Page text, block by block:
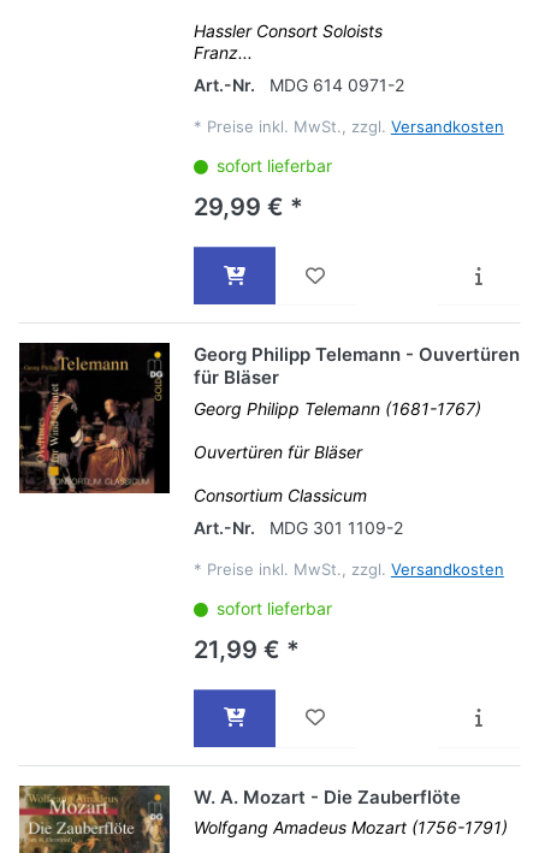
Hassler Consort Soloists
Franz...
Art.-Nr.
MDG 614 0971-2
* Preise inkl. MwSt., zzgl. Versandkosten
sofort lieferbar
29,99 € *
Georg Philipp Telemann - Ouvertüren
für Bläser
Georg Philipp Telemann (1681-1767)
Ouvertüren für Bläser
Consortium Classicum
Art.-Nr.
MDG 301 1109-2
* Preise inkl. MwSt., zzgl. Versandkosten
sofort lieferbar
21,99 € *
W. A. Mozart - Die Zauberflöte
Wolfgang Amadeus Mozart (1756-1791)